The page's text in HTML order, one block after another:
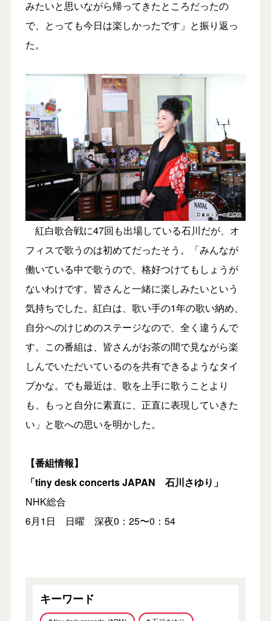
みたいと思いながら帰ってきたところだったの
で、とっても今日は楽しかったです」と振り返っ
た。
紅白歌合戦に47回も出場している石川だが、オ
フィスで歌うのは初めてだったそう。「みんなが
働いている中で歌うので、格好つけてもしょうが
ないわけです。皆さんと一緒に楽しみたいという
気持ちでした。紅白は、歌い手の1年の歌い納め、
自分へのけじめのステージなので、全く違うんで
す。この番組は、皆さんがお茶の間で見ながら楽
しんでいただいているのを共有できるようなタイ
プかな。でも最近は、歌を上手に歌うことより
も、もっと自分に素直に、正直に表現していきた
い」と歌への思いを明かした。
【番組情報】
「tiny desk concerts JAPAN 石川さゆり」
NHK総合
6月1日 日曜 深夜0：25〜0：54
キーワード